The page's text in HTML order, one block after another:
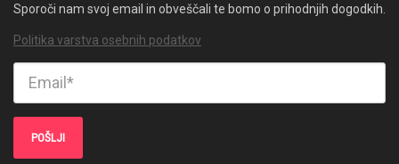
Sporoči nam svoj email in obveščali te bomo o prihodnjih dogodkih.
Politika varstva osebnih podatkov